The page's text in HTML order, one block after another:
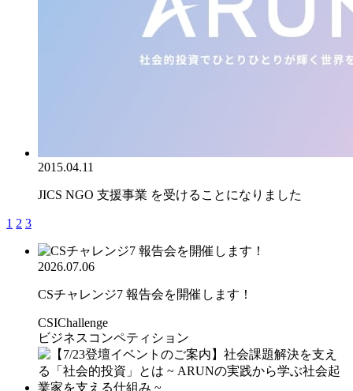
2015.04.11
JICS NGO 支援事業 を受けることになりました
1 2 3
2026.07.06
CSチャレンジ7 報告会を開催します！
CSIChallenge
ビジネスコンペティション